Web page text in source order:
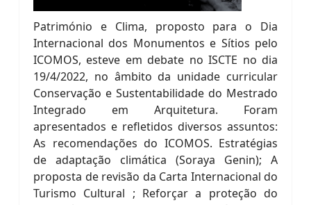
Património e Clima, proposto para o Dia
Internacional dos Monumentos e Sítios pelo
ICOMOS, esteve em debate no ISCTE no dia
19/4/2022, no âmbito da unidade curricular
Conservação e Sustentabilidade do Mestrado
Integrado em Arquitetura. Foram
apresentados e refletidos diversos assuntos:
As recomendações do ICOMOS. Estratégias
de adaptação climática (Soraya Genin); A
proposta de revisão da Carta Internacional do
Turismo Cultural ; Reforçar a proteção do